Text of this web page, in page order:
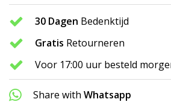
30 Dagen Bedenktijd
Gratis Retourneren
Voor 17:00 uur besteld
Share with Whatsapp